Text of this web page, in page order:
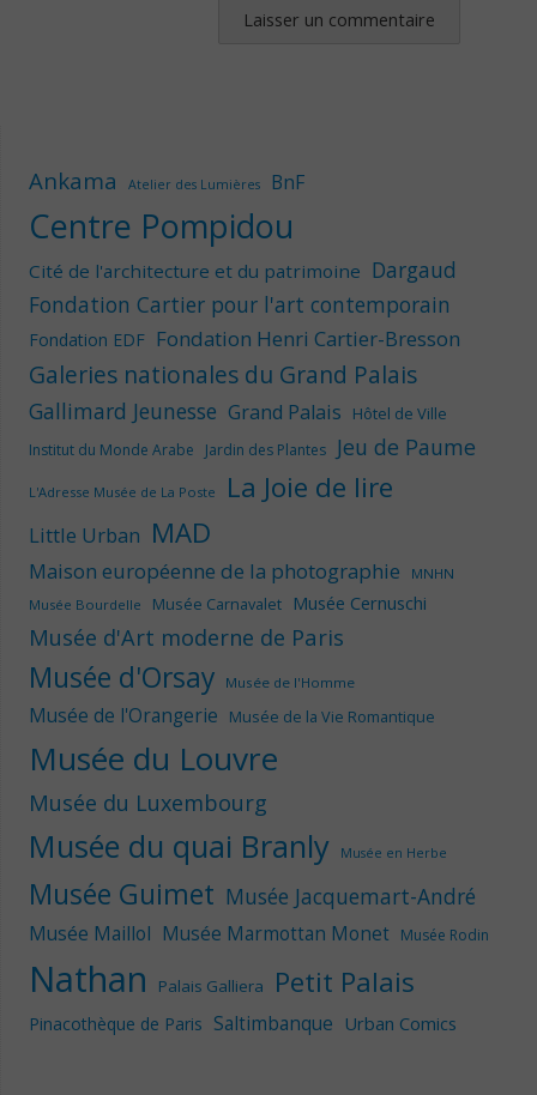
Ankama Atelier des Lumières BnF
Centre Pompidou
Cité de l'architecture et du patrimoine Dargaud
Fondation Cartier pour l'art contemporain
Fondation EDF Fondation Henri Cartier-Bresson
Galeries nationales du Grand Palais
Gallimard Jeunesse Grand Palais Hôtel de Ville
Institut du Monde Arabe Jardin des Plantes Jeu de Paume
L'Adresse Musée de La Poste La Joie de lire
Little Urban MAD
Maison européenne de la photographie
MNHN
Musée Bourdelle
Musée Carnavalet Musée Cernuschi
Musée d'Art moderne de Paris
Musée d'Orsay Musée de l'Homme
Musée de l'Orangerie Musée de la Vie Romantique
Musée du Louvre
Musée du Luxembourg
Musée du quai Branly Musée en Herbe
Musée Guimet Musée Jacquemart-André
Musée Maillol Musée Marmottan Monet Musée Rodin
Nathan Palais Galliera Petit Palais
Pinacothèque de Paris Saltimbanque Urban Comics